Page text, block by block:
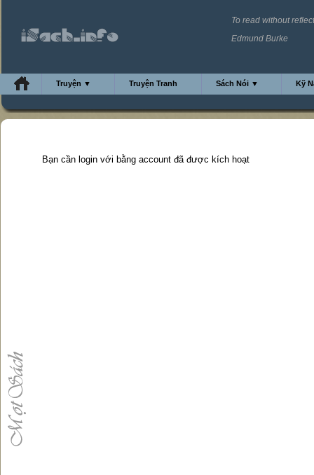
To read without
Edmund Burke
Truyện ▼ Truyện Tranh Sách Nói ▼ Kỹ
Bạn cần login với bằng account đã được kích hoạt